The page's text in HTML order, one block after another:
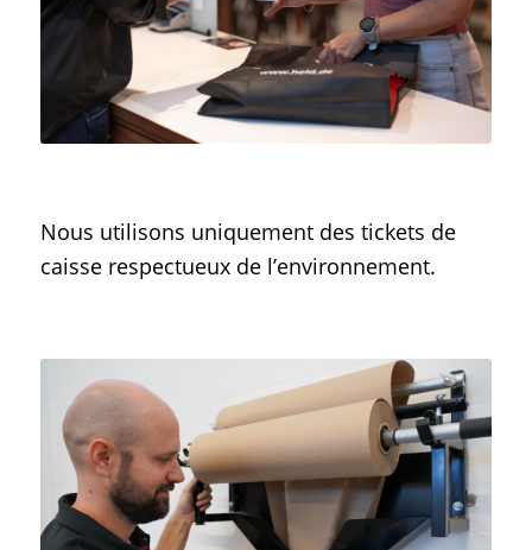
Nous utilisons uniquement des tickets de
caisse respectueux de l’environnement.